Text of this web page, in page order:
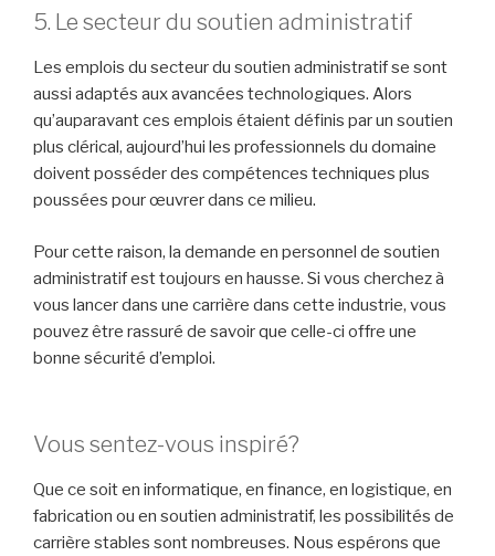
5. Le secteur du soutien administratif
Les emplois du secteur du soutien administratif se sont
aussi adaptés aux avancées technologiques. Alors
qu’auparavant ces emplois étaient définis par un soutien
plus clérical, aujourd’hui les professionnels du domaine
doivent posséder des compétences techniques plus
poussées pour œuvrer dans ce milieu.
Pour cette raison, la demande en personnel de soutien
administratif est toujours en hausse. Si vous cherchez à
vous lancer dans une carrière dans cette industrie, vous
pouvez être rassuré de savoir que celle-ci offre une
bonne sécurité d’emploi.
Vous sentez-vous inspiré?
Que ce soit en informatique, en finance, en logistique, en
fabrication ou en soutien administratif, les possibilités de
carrière stables sont nombreuses. Nous espérons que